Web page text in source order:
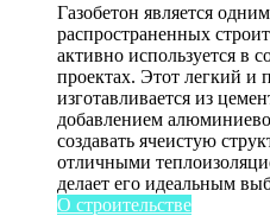
Газобетон является
распространенных
активно используется в
проектах. Этот легкий и
изготавливается из
добавлением
создавать ячеистую
отличными
делает его идеальным
О строительстве